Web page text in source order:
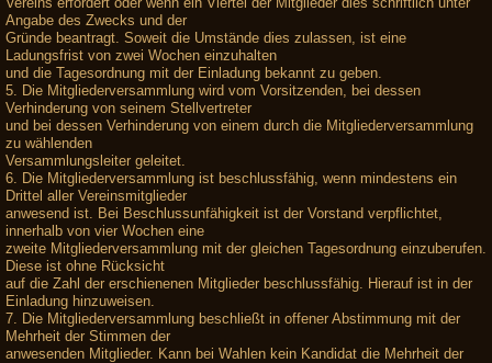
Angabe des Zwecks und der
Gründe beantragt. Soweit die Umstände dies zulassen, ist eine
Ladungsfrist von zwei Wochen einzuhalten
und die Tagesordnung mit der Einladung bekannt zu geben.
5. Die Mitgliederversammlung wird vom Vorsitzenden, bei dessen
Verhinderung von seinem Stellvertreter
und bei dessen Verhinderung von einem durch die Mitgliederversammlung
zu wählenden
Versammlungsleiter geleitet.
6. Die Mitgliederversammlung ist beschlussfähig, wenn mindestens ein
Drittel aller Vereinsmitglieder
anwesend ist. Bei Beschlussunfähigkeit ist der Vorstand verpflichtet,
innerhalb von vier Wochen eine
zweite Mitgliederversammlung mit der gleichen Tagesordnung einzuberufen.
Diese ist ohne Rücksicht
auf die Zahl der erschienenen Mitglieder beschlussfähig. Hierauf ist in der
Einladung hinzuweisen.
7. Die Mitgliederversammlung beschließt in offener Abstimmung mit der
Mehrheit der Stimmen der
anwesenden Mitglieder. Kann bei Wahlen kein Kandidat die Mehrheit der